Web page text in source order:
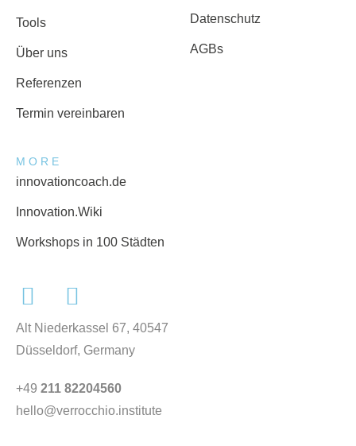
Tools
Über uns
Referenzen
Termin vereinbaren
Datenschutz
AGBs
MORE
innovationcoach.de
Innovation.Wiki
Workshops in 100 Städten
Alt Niederkassel 67, 40547
Düsseldorf, Germany
+49 211 82204560
hello@verrocchio.institute